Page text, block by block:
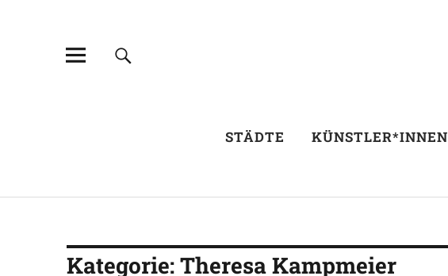
STÄDTE KÜNSTLER*INNEN
Kategorie:Theresa Kampmeier